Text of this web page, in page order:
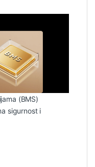
(BMS)
sigurnost i